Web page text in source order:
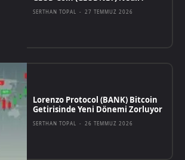
SERTHAN TOPAL - 27 TEMMUZ 2026
Lorenzo Protocol (BANK) Bitcoin
Getirisinde Yeni Dönemi Zorluyor
SERTHAN TOPAL - 26 TEMMUZ 2026